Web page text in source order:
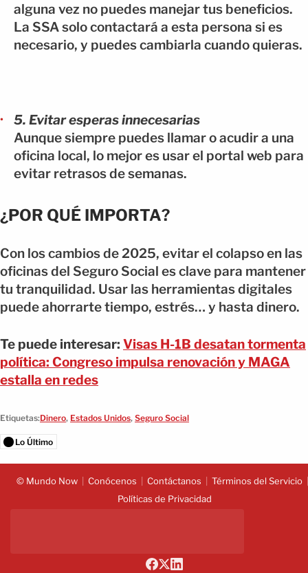
alguna vez no puedes manejar tus beneficios.
La SSA solo contactará a esta persona si es
necesario, y puedes cambiarla cuando quieras.
5. Evitar esperas innecesarias
Aunque siempre puedes llamar o acudir a una
oficina local, lo mejor es usar el portal web para
evitar retrasos de semanas.
¿POR QUÉ IMPORTA?
Con los cambios de 2025, evitar el colapso en las
oficinas del Seguro Social es clave para mantener
tu tranquilidad. Usar las herramientas digitales
puede ahorrarte tiempo, estrés… y hasta dinero.
Te puede interesar: Visas H-1B desatan tormenta
política: Congreso impulsa renovación y MAGA
estalla en redes
Etiquetas:Dinero, Estados Unidos, Seguro Social
Lo Último
© Mundo Now Conócenos Contáctanos
Términos del Servicio
Políticas de Privacidad